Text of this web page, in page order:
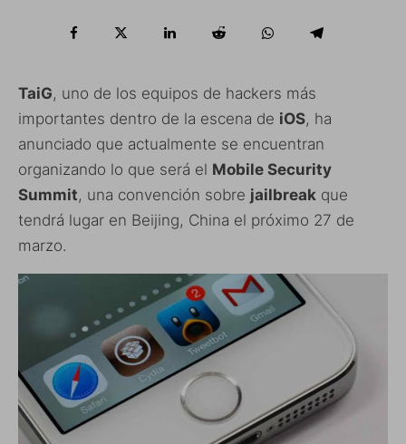
TaiG, uno de los equipos de hackers más
importantes dentro de la escena de iOS, ha
anunciado que actualmente se encuentran
organizando lo que será el Mobile Security
Summit, una convención sobre jailbreak que
tendrá lugar en Beijing, China el próximo 27 de
marzo.